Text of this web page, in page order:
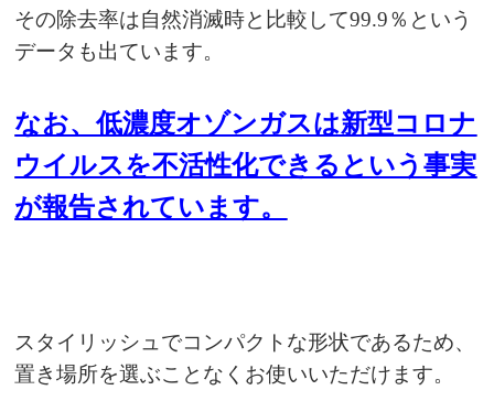
その除去率は自然消滅時と比較して99.9％という
データも出ています。
なお、低濃度オゾンガスは新型コロナ
ウイルスを不活性化できるという事実
が報告されています。
スタイリッシュでコンパクトな形状であるため、
置き場所を選ぶことなくお使いいただけます。